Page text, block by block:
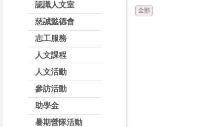
認識人文室
慈誠懿德會
志工服務
人文課程
人文活動
參訪活動
助學金
暑期營隊活動
全部